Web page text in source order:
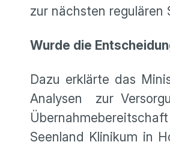
zur nächsten regulären
Wurde die
Dazu erklärte das
Analysen zur
Seenland Klinikum in